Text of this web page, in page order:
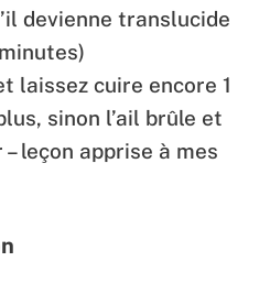
devienne translucide
laissez cuire encore 1
sinon l’ail brûle et
leçon apprise à mes